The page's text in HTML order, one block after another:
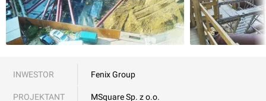
INWESTOR Fenix Group
PROJEKTANT MSquare Sp. z o.o.